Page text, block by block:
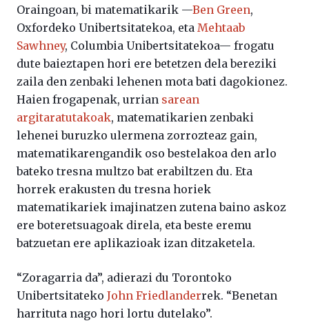
Oraingoan, bi matematikarik —Ben Green,
Oxfordeko Unibertsitatekoa, eta Mehtaab
Sawhney, Columbia Unibertsitatekoa— frogatu
dute baieztapen hori ere betetzen dela bereziki
zaila den zenbaki lehenen mota bati dagokionez.
Haien frogapenak, urrian sarean
argitaratutakoak, matematikarien zenbaki
lehenei buruzko ulermena zorrozteaz gain,
matematikarengandik oso bestelakoa den arlo
bateko tresna multzo bat erabiltzen du. Eta
horrek erakusten du tresna horiek
matematikariek imajinatzen zutena baino askoz
ere boteretsuagoak direla, eta beste eremu
batzuetan ere aplikazioak izan ditzaketela.
“Zoragarria da”, adierazi du Torontoko
Unibertsitateko John Friedlanderrek. “Benetan
harrituta nago hori lortu dutelako”.